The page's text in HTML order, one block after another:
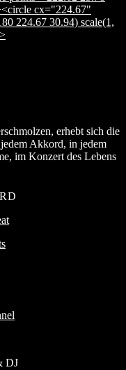
cx="224.67"
224.67 30.94) scale(1,
erhebt sich die
Akkord, in jedem
im Konzert des Lebens
DJ